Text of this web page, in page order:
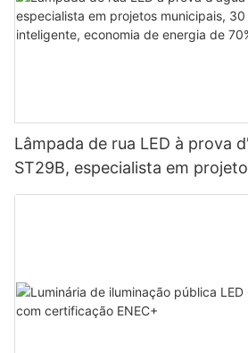
Lâmpada de rua LED à prova
ST29B, especialista em
W-240 W, dimerização